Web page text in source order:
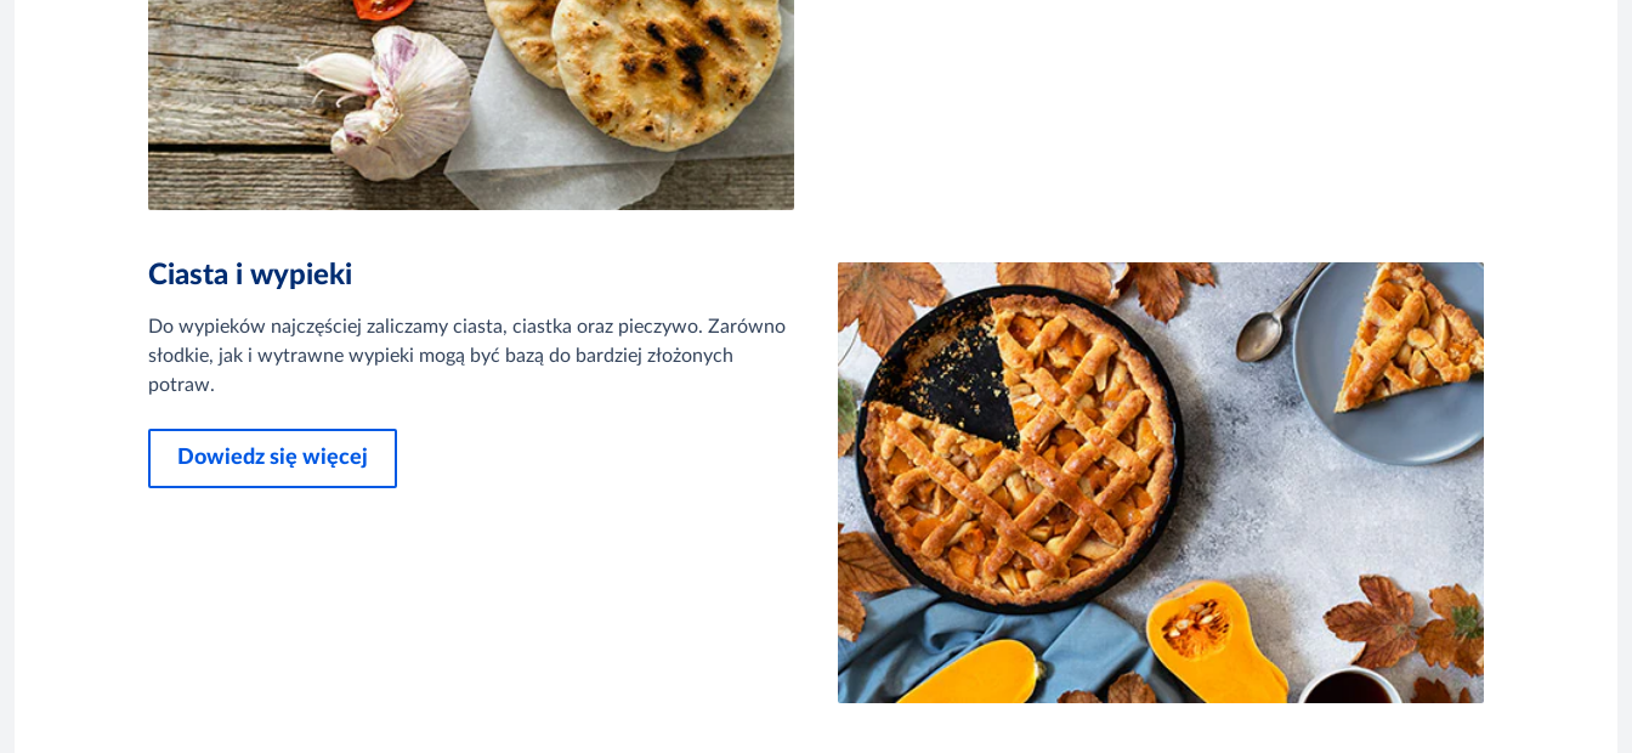
Ciasta i wypieki
Do wypieków najczęściej zaliczamy ciasta, ciastka oraz pieczywo. Zarówno
słodkie, jak i wytrawne wypieki mogą być bazą do bardziej złożonych
potraw.
Dowiedz się więcej